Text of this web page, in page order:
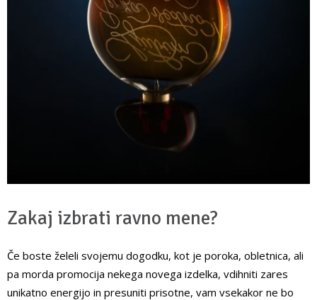
Zakaj izbrati ravno mene?
Če boste želeli svojemu dogodku, kot je poroka, obletnica, ali
pa morda promocija nekega novega izdelka, vdihniti zares
unikatno energijo in presuniti prisotne, vam vsekakor ne bo